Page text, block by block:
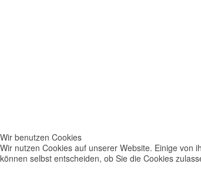
Wir benutzen Cookies
Wir nutzen Cookies auf unserer Website. Einige von
können selbst entscheiden, ob Sie die Cookies